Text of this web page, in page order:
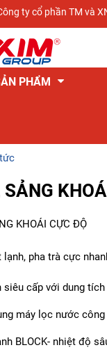
ty cổ phần TM và
PHẨM
KHOÁI CỰC ĐỘ
lạnh, pha trà cực
siêu cấp với dung
máy lọc nước
BLOCK- nhiệt độ